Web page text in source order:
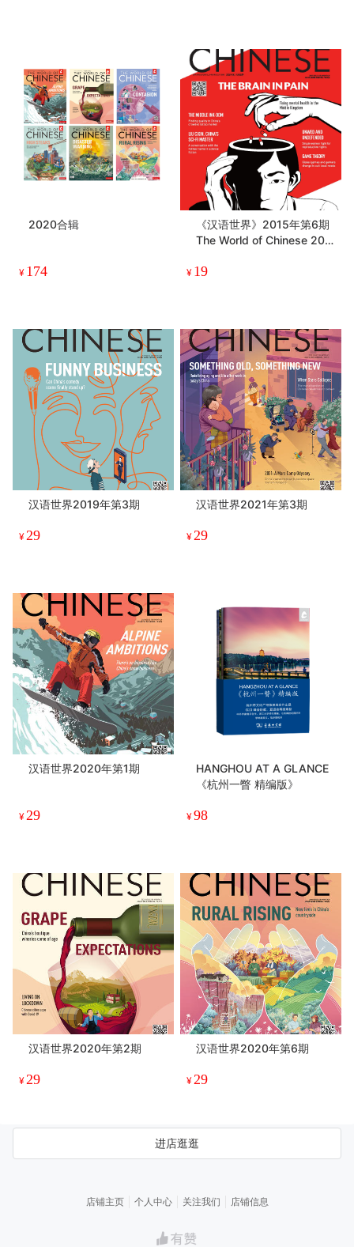
2020合辑
¥ 174
《汉语世界》2015年第6期
The World of Chinese 201
¥ 19
汉语世界2019年第3期
¥ 29
汉语世界2021年第3期
¥ 29
汉语世界2020年第1期
¥ 29
HANGHOU AT A GLANCE
《杭州一瞥 精编版》
¥98
汉语世界2020年第2期
¥ 29
汉语世界2020年第6期
¥ 29
进店逛逛
店铺主页 个人中心 关注我们 店铺信息